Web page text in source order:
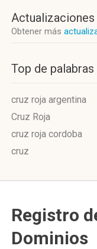
Obtener más
Top de
cruz roja argentina
Cruz Roja
cruz roja cordoba
cruz
Registro
Dominios